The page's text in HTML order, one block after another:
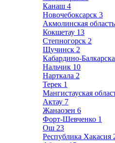
Канаш 4
Новочебоксарск 3
Акмолинская область
Кокшетау 13
Степногорск 2
Щучинск 2
Кабардино-
Нальчик 10
Нарткала 2
Терек 1
Мангистауская
Актау 7
Жанаозен 6
Форт-Шевченко 1
Ош 23
Республика Хакасия